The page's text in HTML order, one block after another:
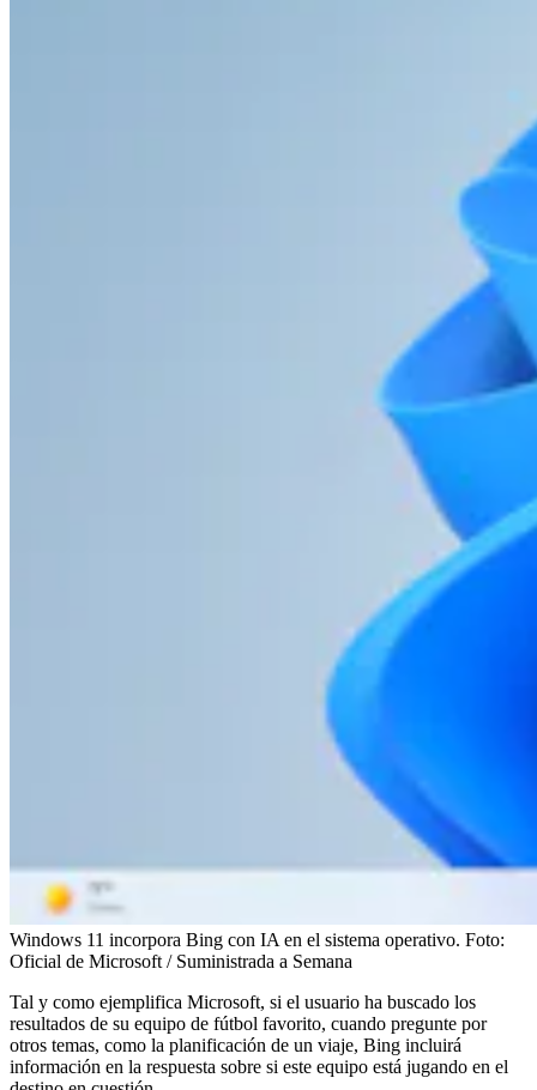
Windows 11 incorpora Bing con IA en el sistema operativo. Foto:
Oficial de Microsoft / Suministrada a Semana
Tal y como ejemplifica Microsoft, si el usuario ha buscado los
resultados de su equipo de fútbol favorito, cuando pregunte por
otros temas, como la planificación de un viaje, Bing incluirá
información en la respuesta sobre si este equipo está jugando en el